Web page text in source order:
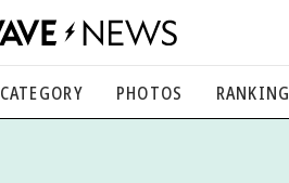
CATEGORY PHOTOS RANKING